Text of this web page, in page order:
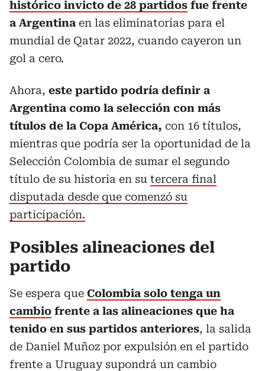
histórico invicto de 28 partidos fue frente
a Argentina en las eliminatorias para el
mundial de Qatar 2022, cuando cayeron un
gol a cero.
Ahora, este partido podría definir a
Argentina como la selección con más
títulos de la Copa América, con 16 títulos,
mientras que podría ser la oportunidad de la
Selección Colombia de sumar el segundo
título de su historia en su tercera final
disputada desde que comenzó su
participación.
Posibles alineaciones del
partido
Se espera que Colombia solo tenga un
cambio frente a las alineaciones que ha
tenido en sus partidos anteriores, la salida
de Daniel Muñoz por expulsión en el partido
frente a Uruguay supondrá un cambio